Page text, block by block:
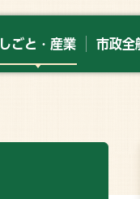
しごと・産業 市政全